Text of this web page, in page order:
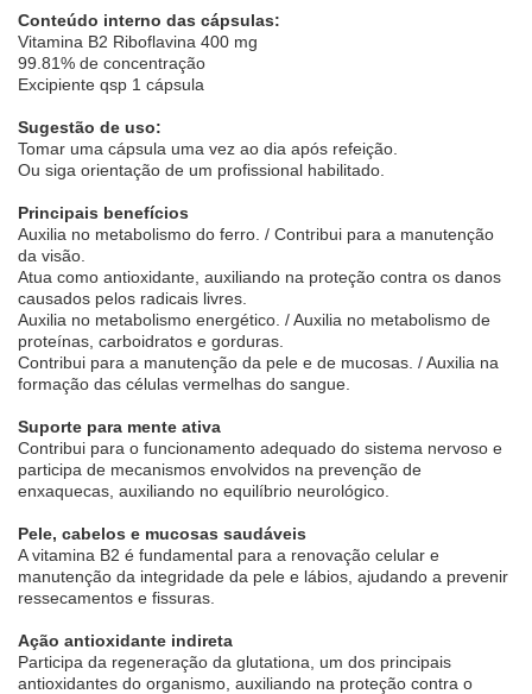
Conteúdo interno das cápsulas:
Vitamina B2 Riboflavina 400 mg
99.81% de concentração
Excipiente qsp 1 cápsula
Sugestão de uso:
Tomar uma cápsula uma vez ao dia após refeição.
Ou siga orientação de um profissional habilitado.
Principais benefícios
Auxilia no metabolismo do ferro. / Contribui para a manutenção
da visão.
Atua como antioxidante, auxiliando na proteção contra os danos
causados pelos radicais livres.
Auxilia no metabolismo energético. / Auxilia no metabolismo de
proteínas, carboidratos e gorduras.
Contribui para a manutenção da pele e de mucosas. / Auxilia na
formação das células vermelhas do sangue.
Suporte para mente ativa
Contribui para o funcionamento adequado do sistema nervoso e
participa de mecanismos envolvidos na prevenção de
enxaquecas, auxiliando no equilíbrio neurológico.
Pele, cabelos e mucosas saudáveis
A vitamina B2 é fundamental para a renovação celular e
manutenção da integridade da pele e lábios, ajudando a prevenir
ressecamentos e fissuras.
Ação antioxidante indireta
Participa da regeneração da glutationa, um dos principais
antioxidantes do organismo, auxiliando na proteção contra o